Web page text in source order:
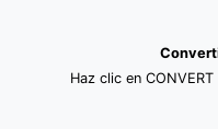
Haz clic en